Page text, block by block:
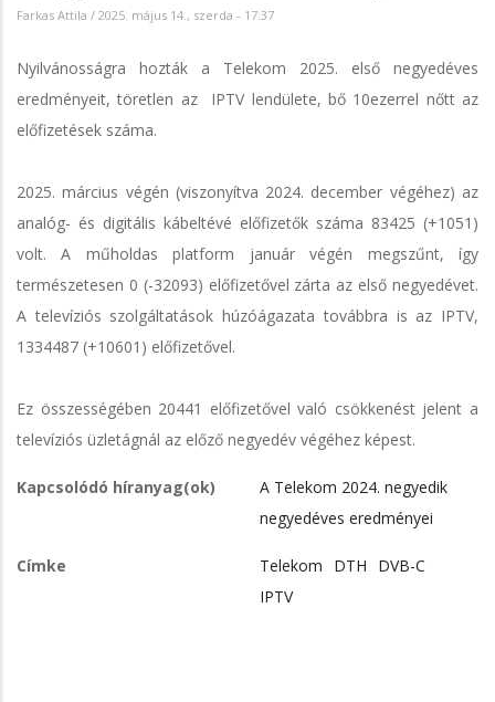
Farkas Attila / 2025. május 14., szerda - 17:37
Nyilvánosságra hozták a Telekom 2025. első negyedéves
eredményeit, töretlen az IPTV lendülete, bő 10ezerrel nőtt az
előfizetések száma.
2025. március végén (viszonyítva 2024. december végéhez) az
analóg- és digitális kábeltévé előfizetők száma 83425 (+1051)
volt. A műholdas platform január végén megszűnt, így
természetesen 0 (-32093) előfizetővel zárta az első negyedévet.
A televíziós szolgáltatások húzóágazata továbbra is az IPTV,
1334487 (+10601) előfizetővel.
Ez összességében 20441 előfizetővel való csökkenést jelent a
televíziós üzletágnál az előző negyedév végéhez képest.
Kapcsolódó híranyag(ok)
A Telekom 2024. negyedik
negyedéves eredményei
Címke Telekom DTH
DVB-C
IPTV